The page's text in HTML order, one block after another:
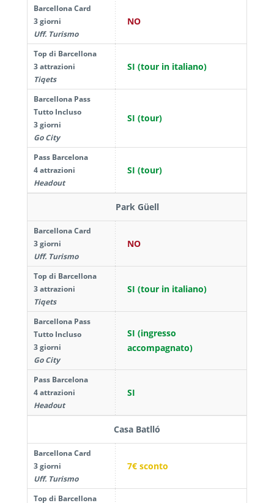
Barcellona Card
3 giorni
Uff. Turismo
NO
Top di Barcellona
3 attrazioni
Tiqets
SI (tour in italiano)
Barcellona Pass
Tutto Incluso
3 giorni
Go City
SI (tour)
Pass Barcelona
4 attrazioni
Headout
SI (tour)
Park Güell
Barcellona Card
3 giorni
Uff. Turismo
NO
Top di Barcellona
3 attrazioni
Tiqets
SI (tour in italiano)
Barcellona Pass
Tutto Incluso
3 giorni
Go City
SI (ingresso
accompagnato)
Pass Barcelona
4 attrazioni
Headout
SI
Casa Batlló
Barcellona Card
3 giorni
Uff. Turismo
7€ sconto
Top di Barcellona